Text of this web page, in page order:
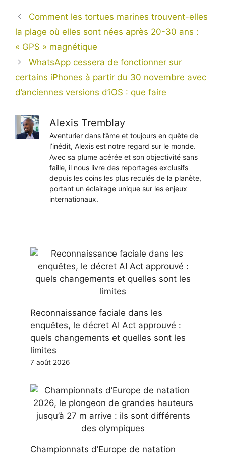
Comment les tortues marines trouvent-elles
la plage où elles sont nées après 20-30 ans :
« GPS » magnétique
WhatsApp cessera de fonctionner sur
certains iPhones à partir du 30 novembre avec
d’anciennes versions d’iOS : que faire
Alexis Tremblay
Aventurier dans l’âme et toujours en quête de
l’inédit, Alexis est notre regard sur le monde.
Avec sa plume acérée et son objectivité sans
faille, il nous livre des reportages exclusifs
depuis les coins les plus reculés de la planète,
portant un éclairage unique sur les enjeux
internationaux.
Reconnaissance faciale dans les
enquêtes, le décret AI Act approuvé :
quels changements et quelles sont les
limites
7 août 2026
Championnats d’Europe de natation